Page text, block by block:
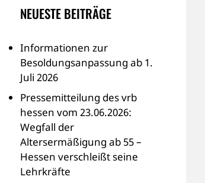
NEUESTE BEITRÄGE
Informationen zur
Besoldungsanpassung ab 1.
Juli 2026
Pressemitteilung des vrb
hessen vom 23.06.2026:
Wegfall der
Altersermäßigung ab 55 –
Hessen verschleißt seine
Lehrkräfte